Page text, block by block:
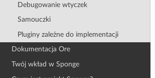
Debugowanie wtyczek
Samouczki
Pluginy zależne do implementacji
Dokumentacja Ore
Twój wkład w Sponge